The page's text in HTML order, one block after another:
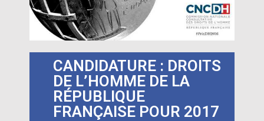
CANDIDATURE : DROITS
DE L’HOMME DE LA
RÉPUBLIQUE
FRANÇAISE POUR 2017